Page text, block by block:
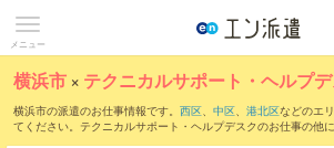
メニュー
横浜市 × テクニカルサポート・ヘルプ
横浜市の派遣のお仕事情報です。 西区、 中区、 港北区などのエ
てください。テクニカルサポート・ヘルプデスクのお仕事の他に